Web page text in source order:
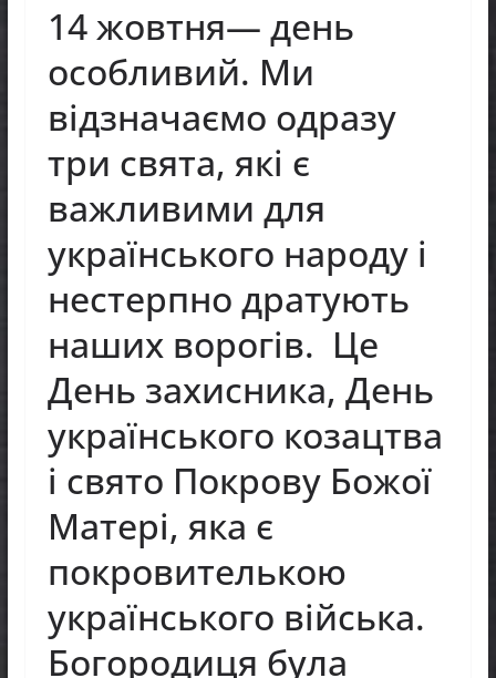
14 жовтня— день
особливий. Ми
відзначаємо одразу
три свята, які є
важливими для
українського народу і
нестерпно дратують
наших ворогів. Це
День захисника, День
українського козацтва
і свято Покрову Божої
Матері, яка є
покровителькою
українського війська.
Богородиця була